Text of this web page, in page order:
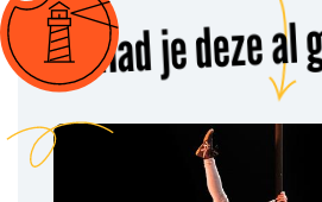
Had je deze al